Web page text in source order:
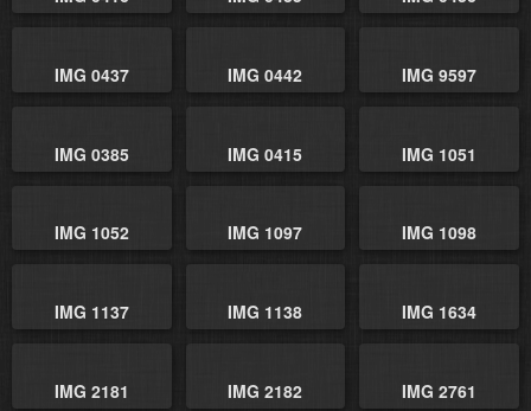
IMG 0437 IMG 0442 IMG 9597
IMG 0385 IMG 0415 IMG 1051
IMG 1052 IMG 1097 IMG 1098
IMG 1137 IMG 1138 IMG 1634
IMG 2181 IMG 2182 IMG 2761